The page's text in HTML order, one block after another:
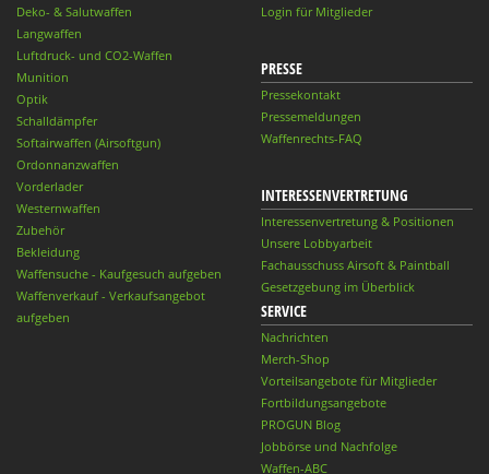
Deko- & Salutwaffen
Langwaffen
Luftdruck- und CO2-Waffen
Munition
Optik
Schalldämpfer
Softairwaffen (Airsoftgun)
Ordonnanzwaffen
Vorderlader
Westernwaffen
Zubehör
Bekleidung
Waffensuche - Kaufgesuch aufgeben
Waffenverkauf - Verkaufsangebot
aufgeben
Login für Mitglieder
PRESSE
Pressekontakt
Pressemeldungen
Waffenrechts-FAQ
INTERESSENVERTRETUNG
Interessenvertretung & Positionen
Unsere Lobbyarbeit
Fachausschuss Airsoft & Paintball
Gesetzgebung im Überblick
SERVICE
Nachrichten
Merch-Shop
Vorteilsangebote für Mitglieder
Fortbildungsangebote
PROGUN Blog
Jobbörse und Nachfolge
Waffen-ABC